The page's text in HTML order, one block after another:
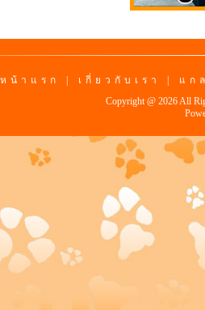
หน้าแรก เกี่ยวกับเรา
แก
Copyright @ 2026 All